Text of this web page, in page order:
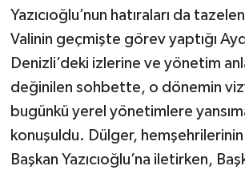
Yazıcıoğlu’nun hatıraları da
Valinin geçmişte görev yaptığı
Denizli’deki izlerine ve yönetim
değinilen sohbette, o dönemin
bugünkü yerel yönetimlere
konuşuldu. Dülger, hemşehrilerinin
Başkan Yazıcıoğlu’na iletirken,